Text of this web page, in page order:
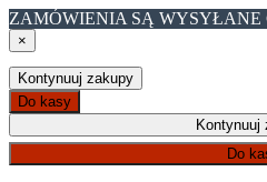
ZAMÓWIENIA SĄ WYSYŁANE
×
Kontynuuj zakupy
Do kasy
Kontynuuj
Do